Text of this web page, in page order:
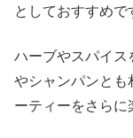
としておすすめで
ハーブやスパイス
やシャンパンとも
ーティーをさらに